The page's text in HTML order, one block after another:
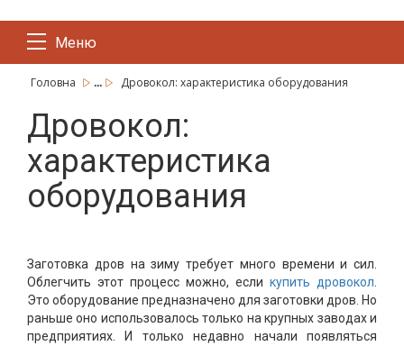
Меню
Головна ... Дровокол: характеристика оборудования
Дровокол:
характеристика
оборудования
Заготовка дров на зиму требует много времени и сил.
Облегчить этот процесс можно, если купить дровокол
Это оборудование предназначено для заготовки дров. Но
раньше оно использовалось только на крупных заводах и
предприятиях. И только недавно начали появляться